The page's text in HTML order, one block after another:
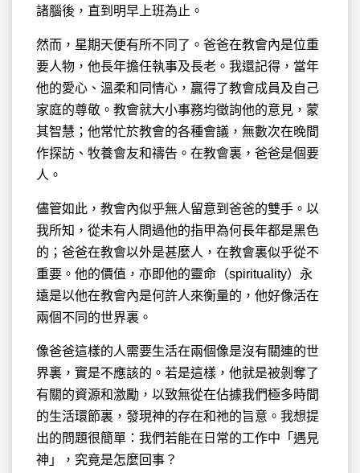
諸腦後，直到明早上班為止。
然而，星期天便有所不同了。爸爸在教會內是位重
要人物，他長年擔任執事及長老。我還記得，當年
他的愛心、溫柔和同情心，贏得了教會成員及自己
家庭的尊敬。教會就大小事務均徵詢他的意見，蒙
其智慧；他常忙於教會的各種會議，無數次在晚間
作探訪、牧養會友和禱告。在教會裏，爸爸是個要
人。
儘管如此，教會內似乎無人留意到爸爸的雙手。以
我所知，從未有人問過他的指甲為何長年都是黑色
的；爸爸在教會以外是甚麼人，在教會裏似乎從不
重要。他的價值，亦即他的靈命（spirituality）永
遠是以他在教會內是何許人來衡量的，他好像活在
兩個不同的世界裏。
像爸爸這樣的人需要生活在兩個像是沒有關連的世
界裏，實是不應該的。若是這樣，他就是被剝奪了
有關的資源和激勵，以致無從在佔據我們極多時間
的生活環節裏，發現神的存在和祂的旨意。我想提
出的問題很簡單：我們若能在日常的工作中「遇見
神」，究竟是怎麼回事？